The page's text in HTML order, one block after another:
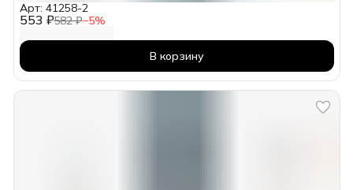
553 ₽582 ₽−5%
Арт: 41258-2
В корзину